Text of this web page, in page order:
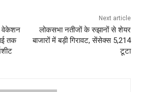
वेकेशन
तक
Next article
लोकसभा नतीजों के रुझानों से शेयर
बाजारों में बड़ी गिरावट, सेंसेक्स 5,214
टूटा